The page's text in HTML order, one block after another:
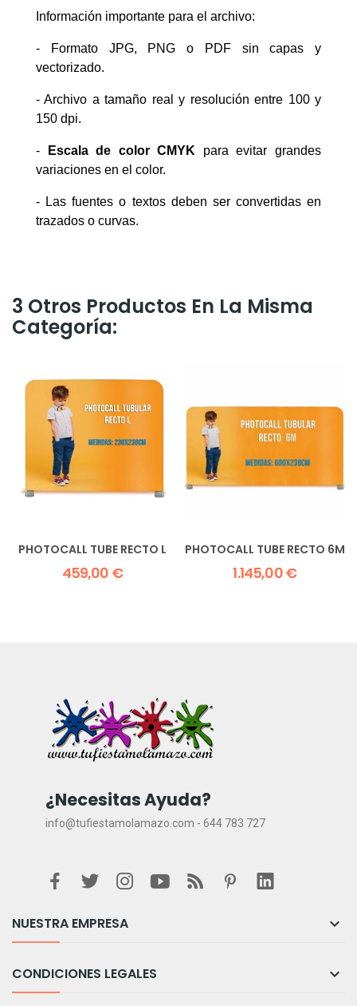
Información importante para el archivo:
- Formato JPG, PNG o PDF sin capas y
vectorizado.
- Archivo a tamaño real y resolución entre 100 y
150 dpi.
- Escala de color CMYK para evitar grandes
variaciones en el color.
- Las fuentes o textos deben ser convertidas en
trazados o curvas.
3 Otros Productos En La Misma
Categoría:
PHOTOCALL TUBE RECTO L
459,00 €
PHOTOCALL TUBE RECTO 6M
1.145,00 €
¿Necesitas Ayuda?
info@tufiestamolamazo.com - 644 783 727
NUESTRA EMPRESA 
CONDICIONES LEGALES 